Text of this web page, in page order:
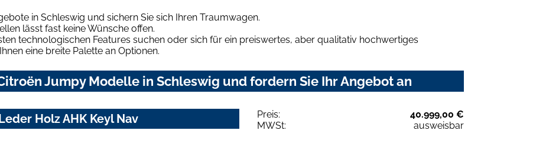
in Schleswig und sichern Sie sich Ihren Traumwagen.
lässt fast keine Wünsche offen.
technologischen Features suchen oder sich für ein preiswertes, aber qualitativ hochwertiges
eine breite Palette an Optionen.
Jumpy Modelle in Schleswig und fordern Sie Ihr Angebot an
Holz AHK Keyl Nav Preis:
40.999,00 €
MWSt:
ausweisbar